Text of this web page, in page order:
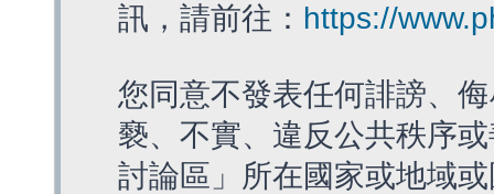
訊，請前往： https://
您同意不發表任何誹謗、
褻、不實、違反公共秩序
討論區」所在國家或地域